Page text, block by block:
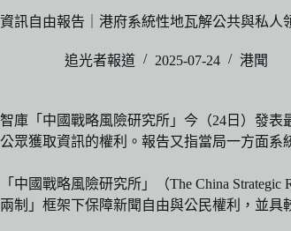
資訊自由報告｜港府系統性地瓦解公共與私人
追光者報道 2025-07-24 港聞
智庫「中國戰略風險研究所」今（24日）發
公眾獲取資訊的權利。報告又指當局一方面系
「中國戰略風險研究所」（The‬‭ China‬‭ Strategic‬‭
兩制」框架下保障新聞自由與公民權利，並具